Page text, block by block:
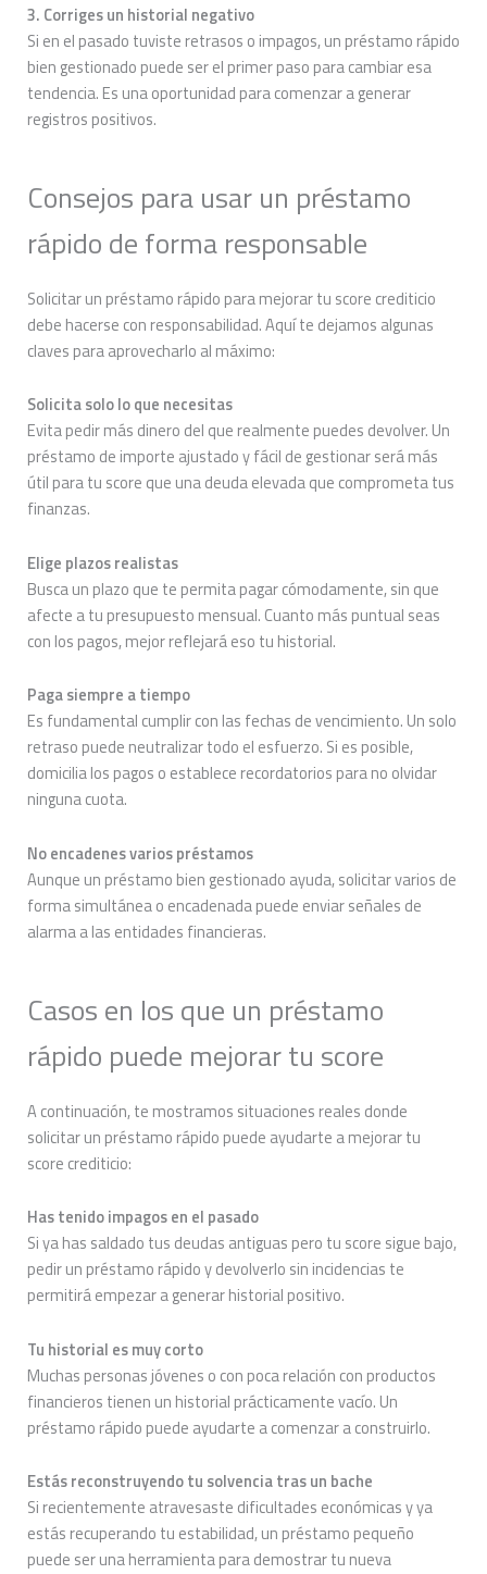
3. Corriges un historial negativo
Si en el pasado tuviste retrasos o impagos, un préstamo rápido
bien gestionado puede ser el primer paso para cambiar esa
tendencia. Es una oportunidad para comenzar a generar
registros positivos.
Consejos para usar un préstamo
rápido de forma responsable
Solicitar un préstamo rápido para mejorar tu score crediticio
debe hacerse con responsabilidad. Aquí te dejamos algunas
claves para aprovecharlo al máximo:
Solicita solo lo que necesitas
Evita pedir más dinero del que realmente puedes devolver. Un
préstamo de importe ajustado y fácil de gestionar será más
útil para tu score que una deuda elevada que comprometa tus
finanzas.
Elige plazos realistas
Busca un plazo que te permita pagar cómodamente, sin que
afecte a tu presupuesto mensual. Cuanto más puntual seas
con los pagos, mejor reflejará eso tu historial.
Paga siempre a tiempo
Es fundamental cumplir con las fechas de vencimiento. Un solo
retraso puede neutralizar todo el esfuerzo. Si es posible,
domicilia los pagos o establece recordatorios para no olvidar
ninguna cuota.
No encadenes varios préstamos
Aunque un préstamo bien gestionado ayuda, solicitar varios de
forma simultánea o encadenada puede enviar señales de
alarma a las entidades financieras.
Casos en los que un préstamo
rápido puede mejorar tu score
A continuación, te mostramos situaciones reales donde
solicitar un préstamo rápido puede ayudarte a mejorar tu
score crediticio:
Has tenido impagos en el pasado
Si ya has saldado tus deudas antiguas pero tu score sigue bajo,
pedir un préstamo rápido y devolverlo sin incidencias te
permitirá empezar a generar historial positivo.
Tu historial es muy corto
Muchas personas jóvenes o con poca relación con productos
financieros tienen un historial prácticamente vacío. Un
préstamo rápido puede ayudarte a comenzar a construirlo.
Estás reconstruyendo tu solvencia tras un bache
Si recientemente atravesaste dificultades económicas y ya
estás recuperando tu estabilidad, un préstamo pequeño
puede ser una herramienta para demostrar tu nueva